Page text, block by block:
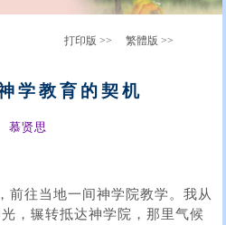
打印版 >> 繁體版 >>
学教育的契机
慕贤思
前往当地一间神学院教学。我从
，辗转抵达神学院，那里气候